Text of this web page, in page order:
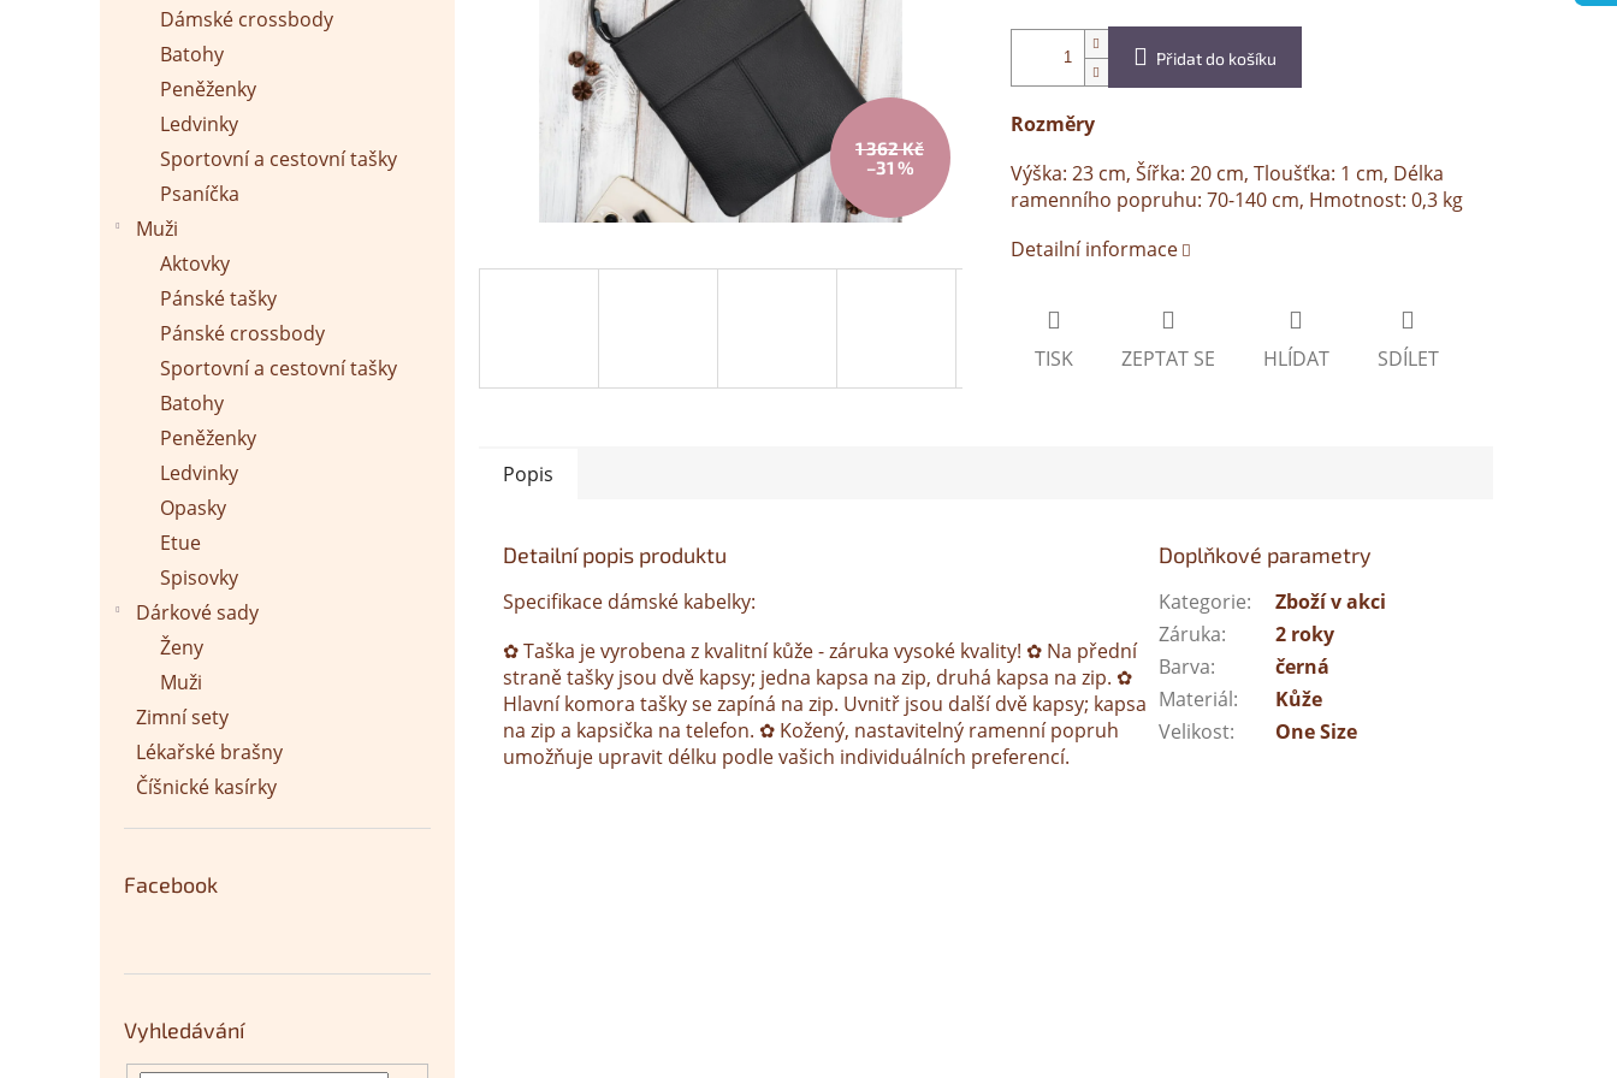
Dámské crossbody
Batohy
Peněženky
Ledvinky
Sportovní a cestovní tašky
Psaníčka
Muži
Aktovky
Pánské tašky
Pánské crossbody
Sportovní a cestovní tašky
Batohy
Peněženky
Ledvinky
Opasky
Etue
Spisovky
Dárkové sady
Ženy
Muži
Zimní sety
Lékařské brašny
Číšnické kasírky
Facebook
Vyhledávání
1 362 Kč
–31 %
Přidat do košíku
Rozměry
Výška: 23 cm, Šířka: 20 cm, Tloušťka: 1 cm, Délka
ramenního popruhu: 70-140 cm, Hmotnost: 0,3 kg
Detailní informace
TISK ZEPTAT SE HLÍDAT SDÍLET
Popis
Detailní popis produktu
Specifikace dámské kabelky:
✿ Taška je vyrobena z kvalitní kůže - záruka vysoké kvality! ✿ Na přední
straně tašky jsou dvě kapsy; jedna kapsa na zip, druhá kapsa na zip. ✿
Hlavní komora tašky se zapíná na zip. Uvnitř jsou další dvě kapsy; kapsa
na zip a kapsička na telefon. ✿ Kožený, nastavitelný ramenní popruh
umožňuje upravit délku podle vašich individuálních preferencí.
Doplňkové parametry
Kategorie:
Zboží v akci
Záruka:
2 roky
Barva:
černá
Materiál:
Kůže
Velikost: One Size